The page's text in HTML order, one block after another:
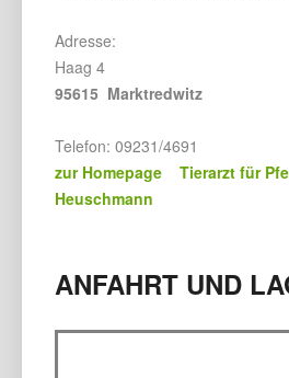
Adresse:
Haag 4
95615 Marktredwitz
Telefon: 09231/4691
zur Homepage Tierarzt für
Heuschmann
ANFAHRT UND